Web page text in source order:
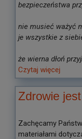
bezpieczeństwa
nie musieć ważyć
je wszystkie z
że wierna dłoń
Czytaj więcej
Zdrowie
Zachęcamy
materiałami